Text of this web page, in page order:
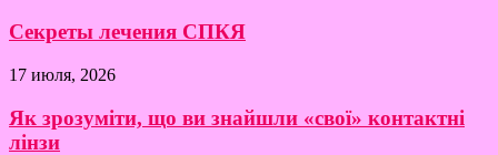
Секреты лечения СПКЯ
17 июля, 2026
Як зрозуміти, що ви знайшли «свої» контактні
лінзи